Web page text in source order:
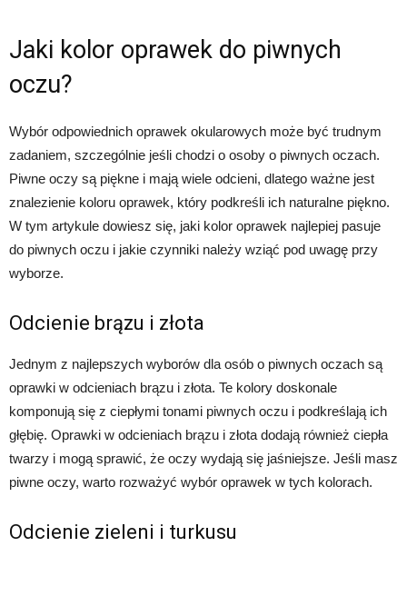
Jaki kolor oprawek do piwnych
oczu?
Wybór odpowiednich oprawek okularowych może być trudnym
zadaniem, szczególnie jeśli chodzi o osoby o piwnych oczach.
Piwne oczy są piękne i mają wiele odcieni, dlatego ważne jest
znalezienie koloru oprawek, który podkreśli ich naturalne piękno.
W tym artykule dowiesz się, jaki kolor oprawek najlepiej pasuje
do piwnych oczu i jakie czynniki należy wziąć pod uwagę przy
wyborze.
Odcienie brązu i złota
Jednym z najlepszych wyborów dla osób o piwnych oczach są
oprawki w odcieniach brązu i złota. Te kolory doskonale
komponują się z ciepłymi tonami piwnych oczu i podkreślają ich
głębię. Oprawki w odcieniach brązu i złota dodają również ciepła
twarzy i mogą sprawić, że oczy wydają się jaśniejsze. Jeśli masz
piwne oczy, warto rozważyć wybór oprawek w tych kolorach.
Odcienie zieleni i turkusu